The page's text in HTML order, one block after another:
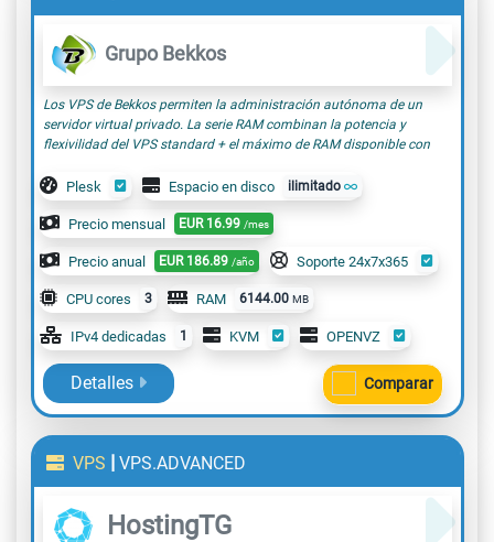
Grupo Bekkos
Los VPS de Bekkos permiten la administración autónoma de un
servidor virtual privado. La serie RAM combinan la potencia y
flexivilidad del VPS standard + el máximo de RAM disponible con
Plesk Espacio en disco ilimitado
Precio mensual EUR 16.99 /mes
Precio anual EUR 186.89 /año Soporte 24x7x365
CPU cores 3 RAM 6144.00 MB
IPv4 dedicadas 1 KVM OPENVZ
Detalles Comparar
VPS | VPS.ADVANCED
HostingTG